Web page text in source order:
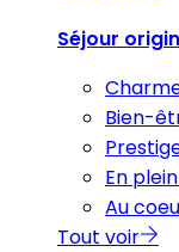
Séjour
Bien-
En
Au
Tout voir